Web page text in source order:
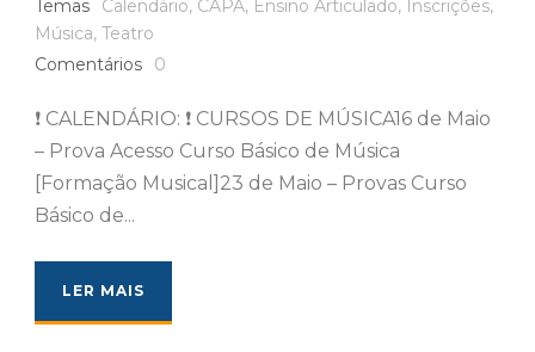
Temas
Calendário, CAPA, Ensino Articulado, Inscrições,
Música, Teatro
Comentários
0
❗️ CALENDÁRIO: ❗️ CURSOS DE MÚSICA16 de Maio
– Prova Acesso Curso Básico de Música
[Formação Musical]23 de Maio – Provas Curso
Básico de...
LER MAIS